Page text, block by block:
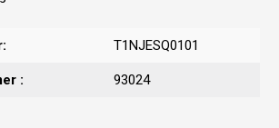
T1NJESQ0101
: 93024